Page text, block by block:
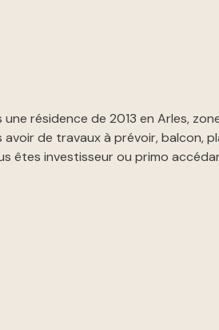
résidence de 2013 en Arles,
de travaux à prévoir, balcon,
êtes investisseur ou primo